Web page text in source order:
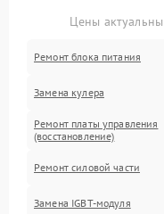
Цены
Ремонт блока питания
Замена кулера
Ремонт платы управления
(восстановление)
Ремонт силовой части
Замена IGBT-модуля